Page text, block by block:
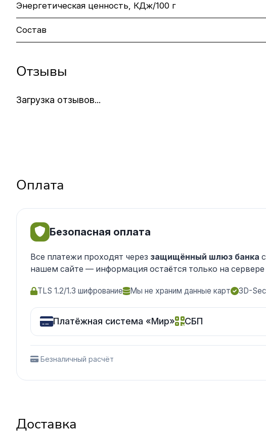
Энергетическая ценность, КДж/100 г
Состав
Отзывы
Загрузка отзывов...
Оплата
Безопасная оплата
Все платежи проходят через защищённый шлюз банка
нашем сайте — информация остаётся только на
TLS 1.2/1.3 шифрование Мы не храним данные карт 3D-
Платёжная система «Мир» СБП
Безналичный расчёт
Доставка